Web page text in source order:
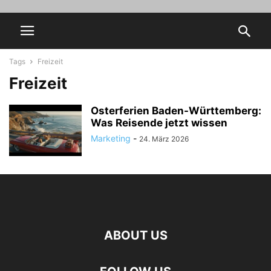
Tags Freizeit
Freizeit
Osterferien Baden-Württemberg:
Was Reisende jetzt wissen
Marketing - 24. März 2026
ABOUT US